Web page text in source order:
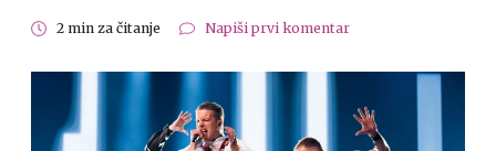
2 min za čitanje Napiši prvi komentar